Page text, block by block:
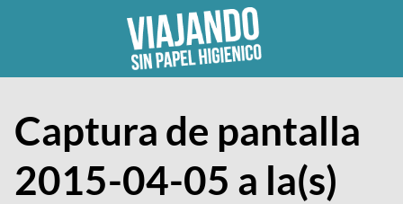
Captura de pantalla
2015-04-05 a la(s)